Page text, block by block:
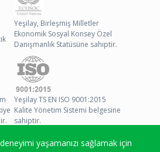
yaşamanızı sağlamak için
Yeşilay, Birleşmiş Milletler
Ekonomik Sosyal Konsey Özel
Danışmanlık Statüsüne sahiptir.
Yeşilay TS EN ISO 9001:2015
Kalite Yönetim Sistemi belgesine
sahiptir.
Tüm